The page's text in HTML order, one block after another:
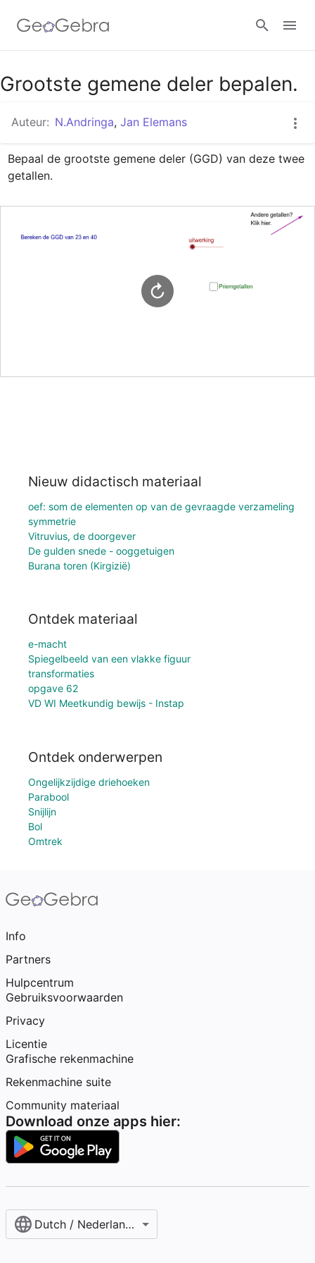
Google Classroom
GeoGebra Klaslokaal
Grootste gemene deler bepalen.
Auteur: N.Andringa, Jan Elemans
Bepaal de grootste gemene deler (GGD) van deze twee
getallen.
Nieuw didactisch materiaal
oef: som de elementen op van de gevraagde verzameling
symmetrie
Vitruvius, de doorgever
De gulden snede - ooggetuigen
Burana toren (Kirgizië)
Ontdek materiaal
e-macht
Spiegelbeeld van een vlakke figuur
transformaties
opgave 62
VD WI Meetkundig bewijs - Instap
Ontdek onderwerpen
Ongelijkzijdige driehoeken
Parabool
Snijlijn
Bol
Omtrek
Info
Partners
Hulpcentrum
Gebruiksvoorwaarden
Privacy
Licentie
Grafische rekenmachine
Rekenmachine suite
Community materiaal
Download onze apps hier:
Dutch / Nederlands‎ (België)‎